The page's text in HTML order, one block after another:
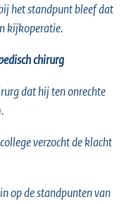
het standpunt bleef dat
kijkoperatie.
chirurg
dat hij ten onrechte
verzocht de klacht
op de standpunten van